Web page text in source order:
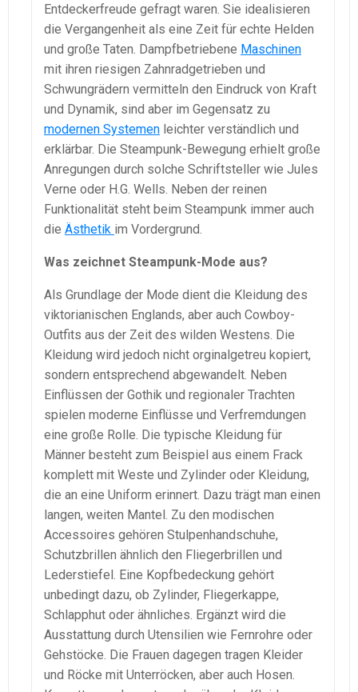
Entdeckerfreude gefragt waren. Sie idealisieren
die Vergangenheit als eine Zeit für echte Helden
und große Taten. Dampfbetriebene Maschinen
mit ihren riesigen Zahnradgetrieben und
Schwungrädern vermitteln den Eindruck von Kraft
und Dynamik, sind aber im Gegensatz zu
modernen Systemen leichter verständlich und
erklärbar. Die Steampunk-Bewegung erhielt große
Anregungen durch solche Schriftsteller wie Jules
Verne oder H.G. Wells. Neben der reinen
Funktionalität steht beim Steampunk immer auch
die Ästhetik im Vordergrund.
Was zeichnet Steampunk-Mode aus?
Als Grundlage der Mode dient die Kleidung des
viktorianischen Englands, aber auch Cowboy-
Outfits aus der Zeit des wilden Westens. Die
Kleidung wird jedoch nicht orginalgetreu kopiert,
sondern entsprechend abgewandelt. Neben
Einflüssen der Gothik und regionaler Trachten
spielen moderne Einflüsse und Verfremdungen
eine große Rolle. Die typische Kleidung für
Männer besteht zum Beispiel aus einem Frack
komplett mit Weste und Zylinder oder Kleidung,
die an eine Uniform erinnert. Dazu trägt man einen
langen, weiten Mantel. Zu den modischen
Accessoires gehören Stulpenhandschuhe,
Schutzbrillen ähnlich den Fliegerbrillen und
Lederstiefel. Eine Kopfbedeckung gehört
unbedingt dazu, ob Zylinder, Fliegerkappe,
Schlapphut oder ähnliches. Ergänzt wird die
Ausstattung durch Utensilien wie Fernrohre oder
Gehstöcke. Die Frauen dagegen tragen Kleider
und Röcke mit Unterröcken, aber auch Hosen.